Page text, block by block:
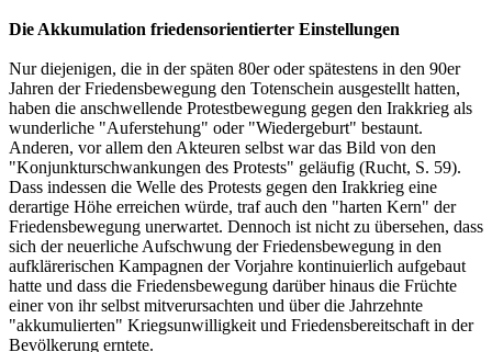
Die Akkumulation friedensorientierter Einstellungen
Nur diejenigen, die in der späten 80er oder spätestens in den 90er
Jahren der Friedensbewegung den Totenschein ausgestellt hatten,
haben die anschwellende Protestbewegung gegen den Irakkrieg als
wunderliche "Auferstehung" oder "Wiedergeburt" bestaunt.
Anderen, vor allem den Akteuren selbst war das Bild von den
"Konjunkturschwankungen des Protests" geläufig (Rucht, S. 59).
Dass indessen die Welle des Protests gegen den Irakkrieg eine
derartige Höhe erreichen würde, traf auch den "harten Kern" der
Friedensbewegung unerwartet. Dennoch ist nicht zu übersehen, dass
sich der neuerliche Aufschwung der Friedensbewegung in den
aufklärerischen Kampagnen der Vorjahre kontinuierlich aufgebaut
hatte und dass die Friedensbewegung darüber hinaus die Früchte
einer von ihr selbst mitverursachten und über die Jahrzehnte
"akkumulierten" Kriegsunwilligkeit und Friedensbereitschaft in der
Bevölkerung erntete.